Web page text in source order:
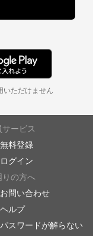
いただけません
サービス
無料登録
ログイン
りの方へ
お問い合わせ
ヘルプ
パスワードが解らない